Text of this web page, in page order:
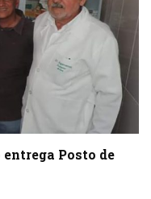
Posto de